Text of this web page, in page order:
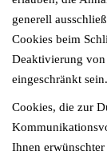
generell
Cookies beim
Deaktivierung von
eingeschränkt sein.
Cookies, die zur
Ihnen